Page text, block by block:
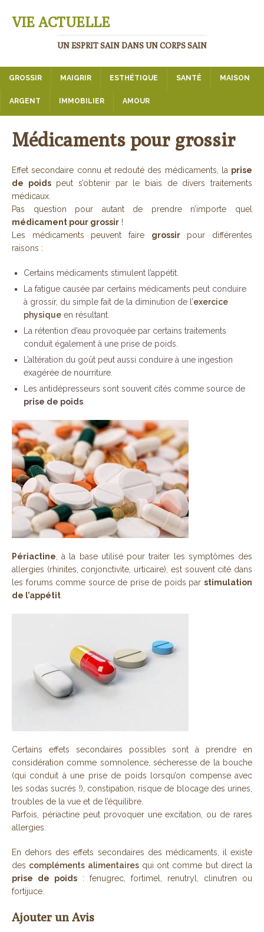
VIE ACTUELLE
UN ESPRIT SAIN DANS UN CORPS SAIN
GROSSIR MAIGRIR ESTHÉTIQUE SANTÉ MAISON
ARGENT IMMOBILIER AMOUR
Médicaments pour grossir
Effet secondaire connu et redouté des médicaments, la prise
de poidspeut s’obtenir par le biais de divers traitements
médicaux.
Pas question pour autant de prendre n’importe quel
médicament pour grossir !
Les médicaments peuvent faire grossirpour différentes
raisons :
Certains médicaments stimulent l’appétit.
La fatigue causée par certains médicaments peut conduire
à grossir, du simple fait de la diminution de l’exercice
physique en résultant.
La rétention d’eau provoquée par certains traitements
conduit également à une prise de poids.
L’altération du goût peut aussi conduire à une ingestion
exagérée de nourriture.
Les antidépresseurs sont souvent cités comme source de
prise de poids
Périactine , à la base utilisé pour traiter les symptômes des
allergies (rhinites, conjonctivite, urticaire), est souvent cité dans
les forums comme source de prise de poids par stimulation
de l’appétit
Certains effets secondaires possibles sont à prendre en
considération comme somnolence, sécheresse de la bouche
(qui conduit à une prise de poids lorsqu’on compense avec
les sodas sucrés !), constipation, risque de blocage des urines,
troubles de la vue et de l’équilibre.
Parfois, périactine peut provoquer une excitation, ou de rares
allergies.
En dehors des effets secondaires des médicaments, il existe
des compléments alimentairesqui ont comme but direct la
prise de poids : fenugrec, fortimel, renutryl, clinutren ou
fortijuce.
Ajouter un Avis